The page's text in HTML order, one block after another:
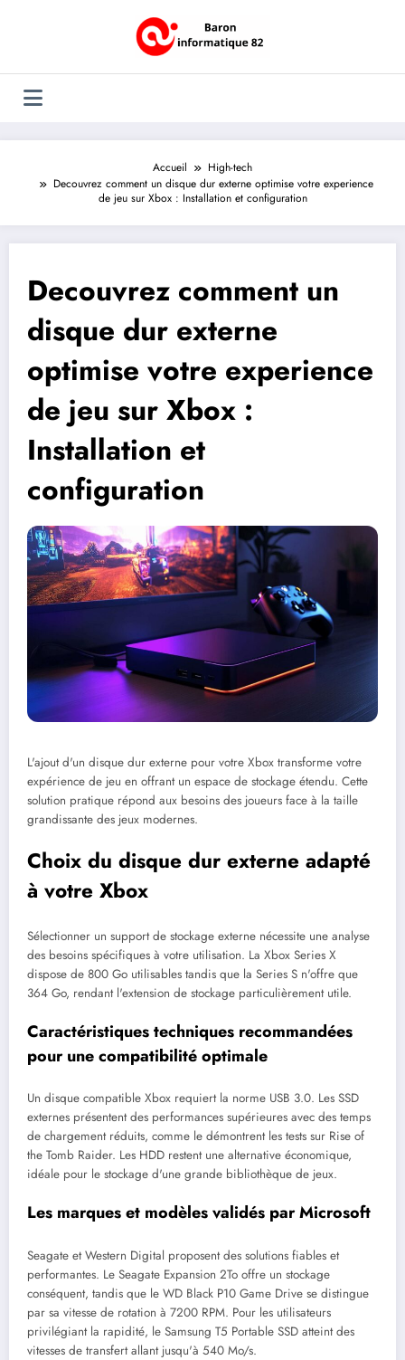
Accueil
High-tech
Decouvrez comment un disque dur externe optimise votre experience
de jeu sur Xbox : Installation et configuration
Decouvrez comment un
disque dur externe
optimise votre experience
de jeu sur Xbox :
Installation et
configuration
L'ajout d'un disque dur externe pour votre Xbox transforme votre
expérience de jeu en offrant un espace de stockage étendu. Cette
solution pratique répond aux besoins des joueurs face à la taille
grandissante des jeux modernes.
Choix du disque dur externe adapté
à votre Xbox
Sélectionner un support de stockage externe nécessite une analyse
des besoins spécifiques à votre utilisation. La Xbox Series X
dispose de 800 Go utilisables tandis que la Series S n'offre que
364 Go, rendant l'extension de stockage particulièrement utile.
Caractéristiques techniques recommandées
pour une compatibilité optimale
Un disque compatible Xbox requiert la norme USB 3.0. Les SSD
externes présentent des performances supérieures avec des temps
de chargement réduits, comme le démontrent les tests sur Rise of
the Tomb Raider. Les HDD restent une alternative économique,
idéale pour le stockage d'une grande bibliothèque de jeux.
Les marques et modèles validés par Microsoft
Seagate et Western Digital proposent des solutions fiables et
performantes. Le Seagate Expansion 2To offre un stockage
conséquent, tandis que le WD Black P10 Game Drive se distingue
par sa vitesse de rotation à 7200 RPM. Pour les utilisateurs
privilégiant la rapidité, le Samsung T5 Portable SSD atteint des
vitesses de transfert allant jusqu'à 540 Mo/s.